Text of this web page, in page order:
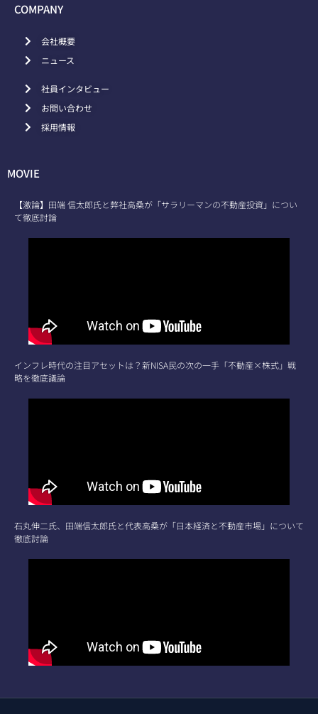
COMPANY
会社概要
ニュース
社員インタビュー
お問い合わせ
採用情報
MOVIE
【激論】田端 信太郎氏と弊社高桑が「サラリーマンの不動産投資」につい
て徹底討論
インフレ時代の注目アセットは？新NISA民の次の一手「不動産×株式」戦
略を徹底議論
石丸伸二氏、田端信太郎氏と代表高桑が「日本経済と不動産市場」について
徹底討論